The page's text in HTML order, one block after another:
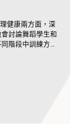
健康兩方面，深
討論舞蹈學生和
階段中訓練方法
者的個人身心靈
被誤解的心理健
面對舞者的心理